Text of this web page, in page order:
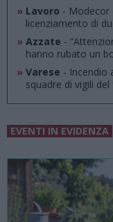
» Lavoro - Modecor
licenziamento di
» Azzate -
hanno rubato un
» Varese - Incendio
squadre di vigili
EVENTI IN EVIDENZA